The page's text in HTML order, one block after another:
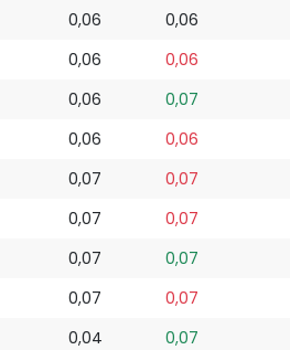
0,06 0,06
0,06 0,06
0,06 0,07
0,06 0,06
0,07 0,07
0,07 0,07
0,07 0,07
0,07 0,07
0,04 0,07